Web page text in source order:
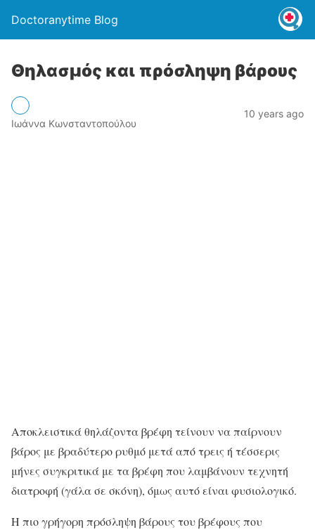
Doctoranytime Blog
Θηλασμός και πρόσληψη βάρους
Ιωάννα Κωνσταντοπούλου
10 years ago
Αποκλειστικά θηλάζοντα βρέφη τείνουν να παίρνουν
βάρος με βραδύτερο ρυθμό μετά από τρεις ή τέσσερις
μήνες συγκριτικά με τα βρέφη που λαμβάνουν τεχνητή
διατροφή (γάλα σε σκόνη), όμως αυτό είναι φυσιολογικό.
Η πιο γρήγορη πρόσληψη βάρους του βρέφους που